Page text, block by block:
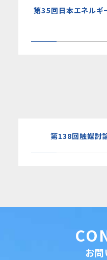
第35回日本エネル
第138回触媒討
お